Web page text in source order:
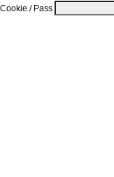
Cookie / Pass